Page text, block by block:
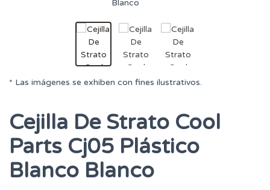
* Las imágenes se exhiben con fines ilustrativos.
Cejilla De Strato Cool
Parts Cj05 Plástico
Blanco Blanco